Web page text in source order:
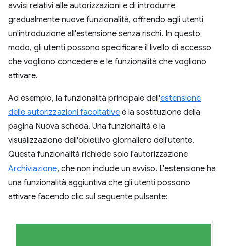
avvisi relativi alle autorizzazioni e di introdurre
gradualmente nuove funzionalità, offrendo agli utenti
un'introduzione all'estensione senza rischi. In questo
modo, gli utenti possono specificare il livello di accesso
che vogliono concedere e le funzionalità che vogliono
attivare.
Ad esempio, la funzionalità principale dell'estensione
delle autorizzazioni facoltative è la sostituzione della
pagina Nuova scheda. Una funzionalità è la
visualizzazione dell'obiettivo giornaliero dell'utente.
Questa funzionalità richiede solo l'autorizzazione
Archiviazione, che non include un avviso. L'estensione ha
una funzionalità aggiuntiva che gli utenti possono
attivare facendo clic sul seguente pulsante: